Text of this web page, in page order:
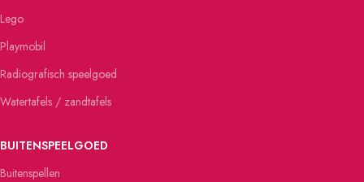
Lego
Playmobil
Radiografisch speelgoed
Watertafels / zandtafels
BUITENSPEELGOED
Buitenspellen